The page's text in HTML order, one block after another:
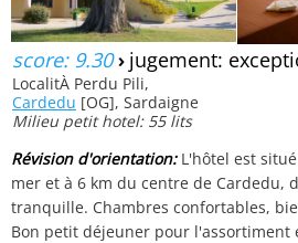
score: 9.30› jugement:
LocalitÀ Perdu Pili,
Cardedu [OG], Sardaigne
Milieu petit hotel: 55 lits
Révision d'orientation:L'hôtel est
mer et à 6 km du centre de Cardedu,
tranquille. Chambres confortables,
Bon petit déjeuner pour l'assortiment